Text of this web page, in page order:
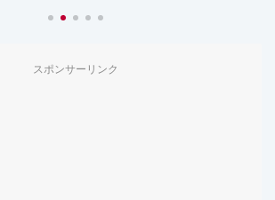
スポンサーリンク